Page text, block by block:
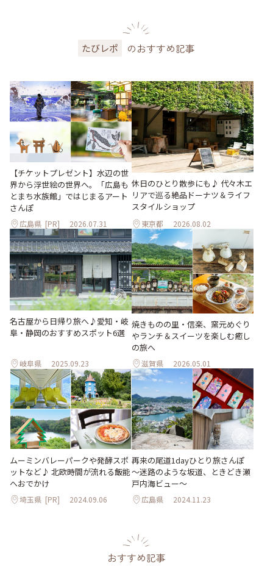
たびレポ のおすすめ記事
【チケットプレゼント】水辺の世
界から浮世絵の世界へ。「広島も
とまち水族館」ではじまるアート
さんぽ
広島県 [PR] 2026.07.31
休日のひとり散歩にも♪ 代々木エ
リアで巡る絶品ドーナツ＆ライフ
スタイルショップ
東京都 2026.08.02
名古屋から日帰り旅へ♪愛知・岐
阜・静岡のおすすめスポット6選
岐阜県 2025.09.23
焼きものの里・信楽、窯元めぐり
やランチ＆スイーツを楽しむ癒し
の旅へ
滋賀県 2026.05.01
ムーミンバレーパークや発酵スポ
ットなど♪ 北欧時間が流れる飯能
へおでかけ
埼玉県 [PR] 2024.09.06
再来の尾道1dayひとり旅さんぽ
～迷路のような坂道、ときどき瀬
戸内海ビュー～
広島県 2024.11.23
おすすめ記事